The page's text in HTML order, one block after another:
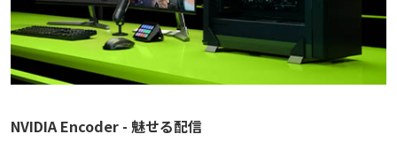
NVIDIA Encoder - 魅せる配信